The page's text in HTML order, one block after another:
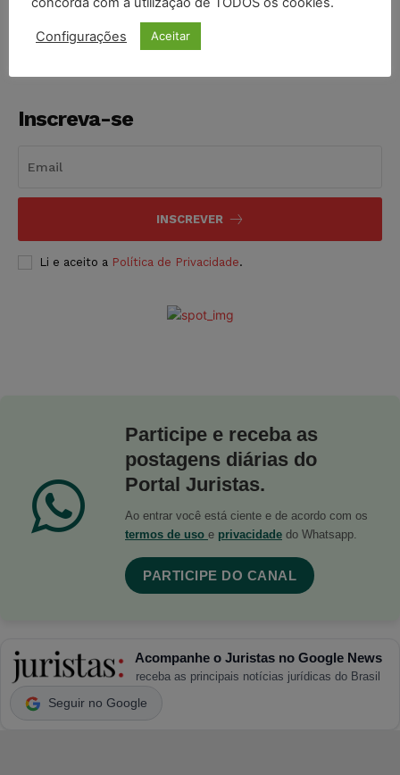
Inscreva-se
INSCREVER
Li e aceito a Política de Privacidade.
Participe e receba as
postagens diárias do
Portal Juristas.
Ao entrar você está ciente e de acordo com os
termos de uso e privacidade do Whatsapp.
PARTICIPE DO CANAL
Acompanhe o Juristas no Google News
receba as principais notícias jurídicas do Brasil
Seguir no Google
Configurações Aceitar